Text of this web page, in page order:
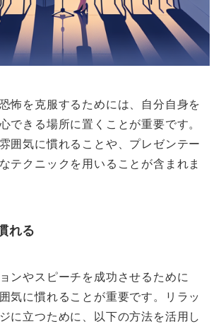
怖を克服するためには、自分自身を
できる場所に置くことが重要です。
囲気に慣れることや、プレゼンテー
テクニックを用いることが含まれま
れる
ンやスピーチを成功させるために
気に慣れることが重要です。リラッ
に立つために、以下の方法を活用し